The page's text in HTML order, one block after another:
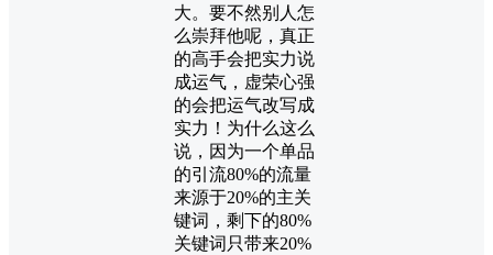
大。要不然别人怎
么崇拜他呢，真正
的高手会把实力说
成运气，虚荣心强
的会把运气改写成
实力！为什么这么
说，因为一个单品
的引流80%的流量
来源于20%的主关
键词，剩下的80%
关键词只带来20%